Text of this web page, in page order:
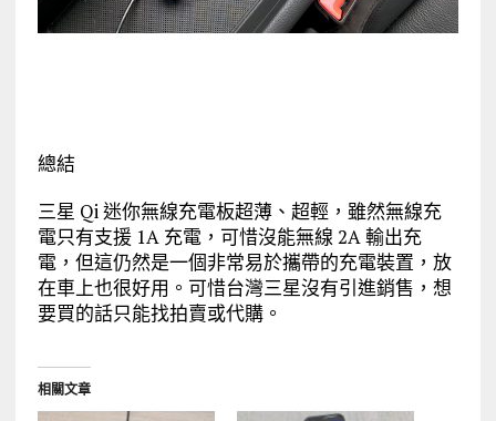
總結
三星 Qi 迷你無線充電板超薄、超輕，雖然無線充
電只有支援 1A 充電，可惜沒能無線 2A 輸出充
電，但這仍然是一個非常易於攜帶的充電裝置，放
在車上也很好用。可惜台灣三星沒有引進銷售，想
要買的話只能找拍賣或代購。
相關文章